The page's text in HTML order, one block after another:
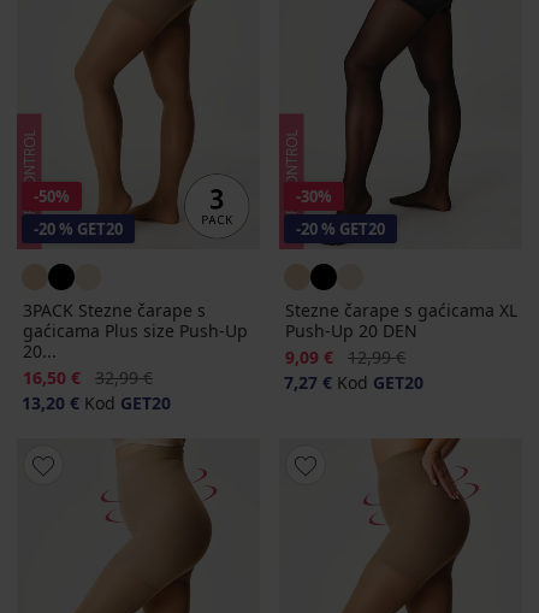
-50%
-20 % GET20
3PACK Stezne čarape s
gaćicama Plus size Push-Up
20...
Popust
16,50 € Prvobitna cijena
32,99 €
13,20 € Kod GET20
-30%
-20 % GET20
Stezne čarape s gaćicama XL
Push-Up 20 DEN
Popust
9,09 € Prvobitna cijena
12,99 €
7,27 € Kod GET20